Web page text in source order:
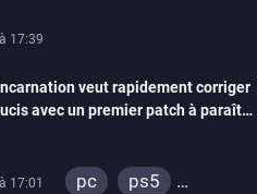
17:39
veut rapidement corriger
avec un premier patch à paraître
17:01 pc
ps5